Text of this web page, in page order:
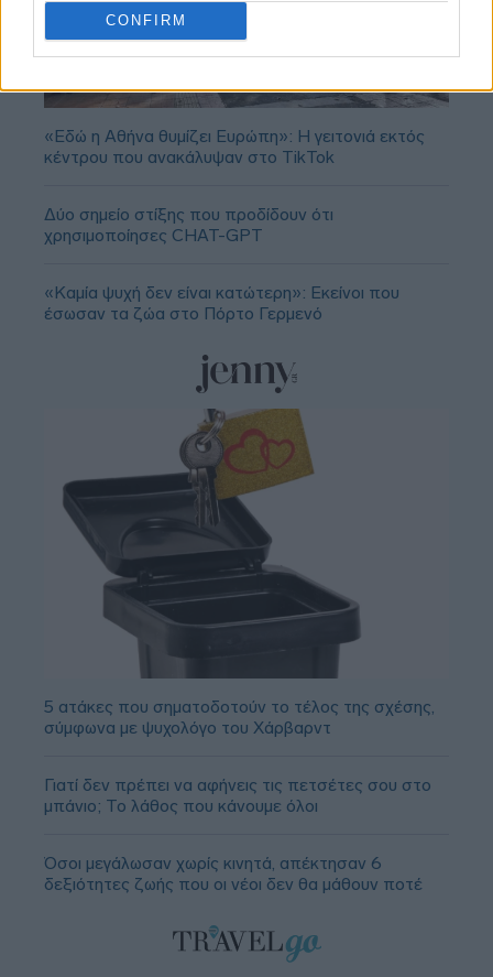
CONFIRM
«Εδώ η Αθήνα θυμίζει Ευρώπη»: H γειτονιά εκτός
κέντρου που ανακάλυψαν στο TikTok
Δύο σημείο στίξης που προδίδουν ότι
χρησιμοποίησες CHAT-GPT
«Καμία ψυχή δεν είναι κατώτερη»: Εκείνοι που
έσωσαν τα ζώα στο Πόρτο Γερμενό
5 ατάκες που σηματοδοτούν το τέλος της σχέσης,
σύμφωνα με ψυχολόγο του Χάρβαρντ
Γιατί δεν πρέπει να αφήνεις τις πετσέτες σου στο
μπάνιο; Το λάθος που κάνουμε όλοι
Όσοι μεγάλωσαν χωρίς κινητά, απέκτησαν 6
δεξιότητες ζωής που οι νέοι δεν θα μάθουν ποτέ